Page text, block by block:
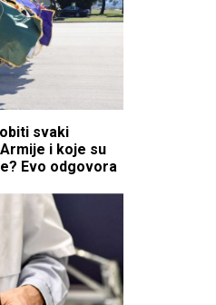
svaki
i koje su
Evo odgovora